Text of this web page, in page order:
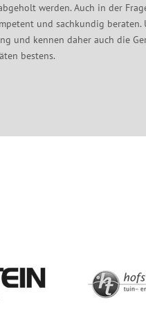
werden. Auch in der
und sachkundig beraten.
und kennen daher auch die
bestens.